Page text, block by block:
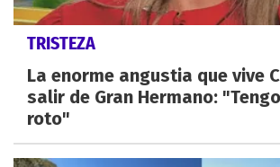
TRISTEZA
La enorme angustia que vive
salir de Gran Hermano:
roto"